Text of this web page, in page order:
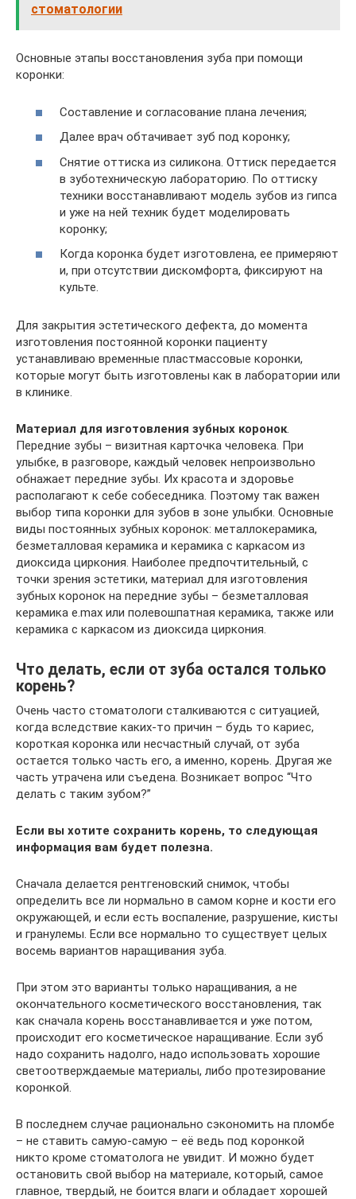
стоматологии
Основные этапы восстановления зуба при помощи
коронки:
Составление и согласование плана лечения;
Далее врач обтачивает зуб под коронку;
Снятие оттиска из силикона. Оттиск передается
в зуботехническую лабораторию. По оттиску
техники восстанавливают модель зубов из гипса
и уже на ней техник будет моделировать
коронку;
Когда коронка будет изготовлена, ее примеряют
и, при отсутствии дискомфорта, фиксируют на
культе.
Для закрытия эстетического дефекта, до момента
изготовления постоянной коронки пациенту
устанавливаю временные пластмассовые коронки,
которые могут быть изготовлены как в лаборатории или
в клинике.
Материал для изготовления зубных коронок.
Передние зубы – визитная карточка человека. При
улыбке, в разговоре, каждый человек непроизвольно
обнажает передние зубы. Их красота и здоровье
располагают к себе собеседника. Поэтому так важен
выбор типа коронки для зубов в зоне улыбки. Основные
виды постоянных зубных коронок: металлокерамика,
безметалловая керамика и керамика с каркасом из
диоксида циркония. Наиболее предпочтительный, с
точки зрения эстетики, материал для изготовления
зубных коронок на передние зубы – безметалловая
керамика e.max или полевошпатная керамика, также или
керамика с каркасом из диоксида циркония.
Что делать, если от зуба остался только
корень?
Очень часто стоматологи сталкиваются с ситуацией,
когда вследствие каких-то причин – будь то кариес,
короткая коронка или несчастный случай, от зуба
остается только часть его, а именно, корень. Другая же
часть утрачена или съедена. Возникает вопрос “Что
делать с таким зубом?”
Если вы хотите сохранить корень, то следующая
информация вам будет полезна.
Сначала делается рентгеновский снимок, чтобы
определить все ли нормально в самом корне и кости его
окружающей, и если есть воспаление, разрушение, кисты
и гранулемы. Если все нормально то существует целых
восемь вариантов наращивания зуба.
При этом это варианты только наращивания, а не
окончательного косметического восстановления, так
как сначала корень восстанавливается и уже потом,
происходит его косметическое наращивание. Если зуб
надо сохранить надолго, надо использовать хорошие
светоотверждаемые материалы, либо протезирование
коронкой.
В последнем случае рационально сэкономить на пломбе
– не ставить самую-самую – её ведь под коронкой
никто кроме стоматолога не увидит. И можно будет
остановить свой выбор на материале, который, самое
главное, твердый, не боится влаги и обладает хорошей